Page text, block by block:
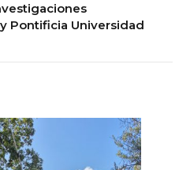
Pontificia Universidad